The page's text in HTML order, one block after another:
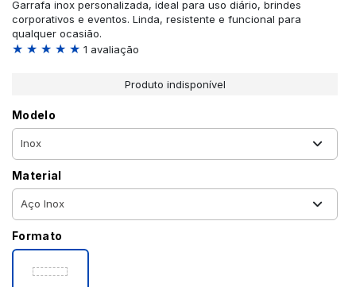
Garrafa inox personalizada, ideal para uso diário, brindes
corporativos e eventos. Linda, resistente e funcional para
qualquer ocasião.
★ ★ ★ ★ ★ 1 avaliação
Produto indisponível
Modelo
Material
Formato